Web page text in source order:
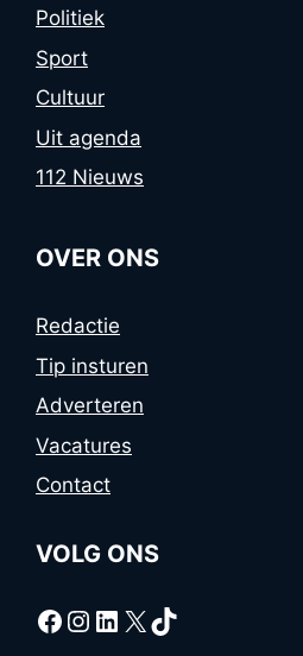
Politiek
Sport
Cultuur
Uit agenda
112 Nieuws
OVER ONS
Redactie
Tip insturen
Adverteren
Vacatures
Contact
VOLG ONS
Facebook
Instagram
LinkedIn
X TikTok